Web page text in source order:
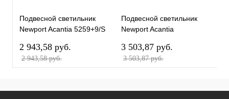
Подвесной светильник
Newport Acantia 5259+9/S
2 943,58 pуб.
2 943,58 pуб.
Подвесной светильник
Newport Acantia
3 503,87 pуб.
3 503,87 pуб.